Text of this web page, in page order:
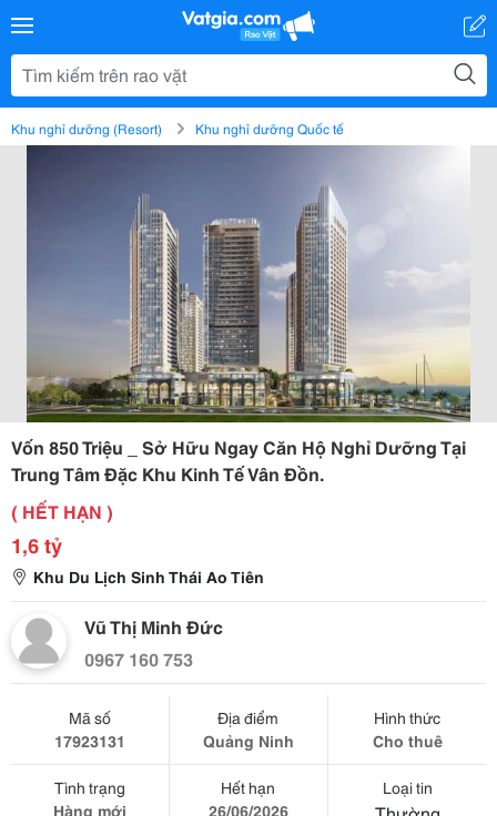
Khu nghỉ dưỡng (Resort) Khu nghỉ dưỡng Quốc tế
Vốn 850 Triệu _ Sở Hữu Ngay Căn Hộ Nghỉ Dưỡng Tại
Trung Tâm Đặc Khu Kinh Tế Vân Đồn.
( HẾT HẠN )
1,6 tỷ
Khu Du Lịch Sinh Thái Ao Tiên
Vũ Thị Minh Đức
0967 160 753
Mã số
17923131
Địa điểm
Quảng Ninh
Hình thức
Cho thuê
Tình trạng
Hàng mới
Hết hạn
26/06/2026
Loại tin